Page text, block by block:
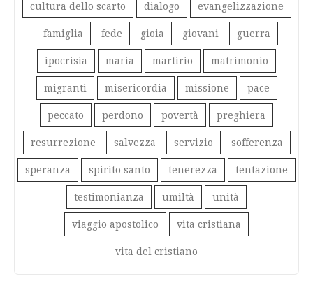
cultura dello scarto dialogo evangelizzazione
famiglia fede gioia giovani guerra
ipocrisia maria martirio matrimonio
migranti misericordia missione pace
peccato perdono povertà preghiera
resurrezione salvezza servizio sofferenza
speranza spirito santo tenerezza tentazione
testimonianza umiltà unità
viaggio apostolico vita cristiana
vita del cristiano